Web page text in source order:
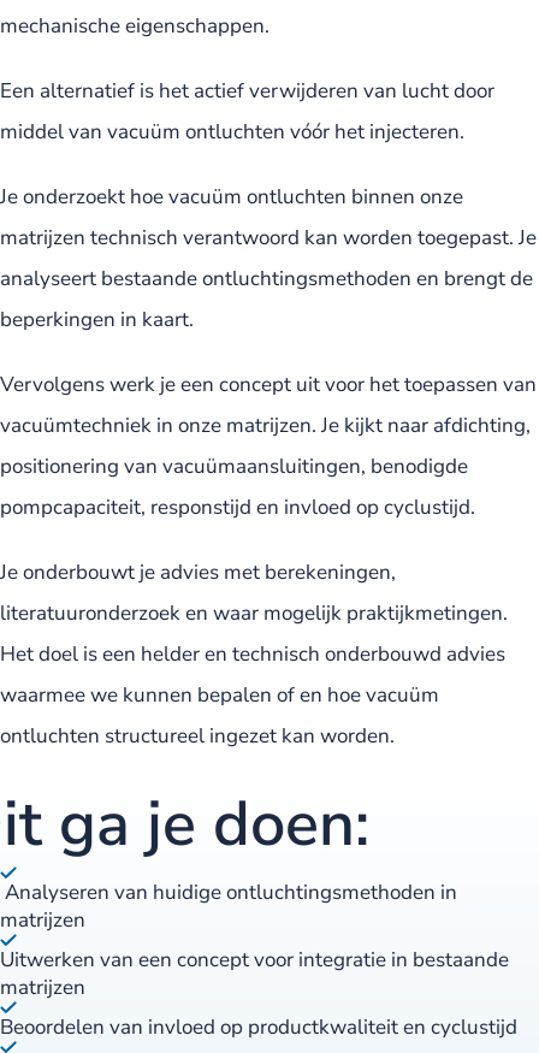
mechanische eigenschappen.
Een alternatief is het actief verwijderen van lucht door
middel van vacuüm ontluchten vóór het injecteren.
Je onderzoekt hoe vacuüm ontluchten binnen onze
matrijzen technisch verantwoord kan worden toegepast. Je
analyseert bestaande ontluchtingsmethoden en brengt de
beperkingen in kaart.
Vervolgens werk je een concept uit voor het toepassen van
vacuümtechniek in onze matrijzen. Je kijkt naar afdichting,
positionering van vacuümaansluitingen, benodigde
pompcapaciteit, responstijd en invloed op cyclustijd.
Je onderbouwt je advies met berekeningen,
literatuuronderzoek en waar mogelijk praktijkmetingen.
Het doel is een helder en technisch onderbouwd advies
waarmee we kunnen bepalen of en hoe vacuüm
ontluchten structureel ingezet kan worden.
ga je doen:
Analyseren van huidige ontluchtingsmethoden in
matrijzen
Uitwerken van een concept voor integratie in bestaande
matrijzen
Beoordelen van invloed op productkwaliteit en cyclustijd